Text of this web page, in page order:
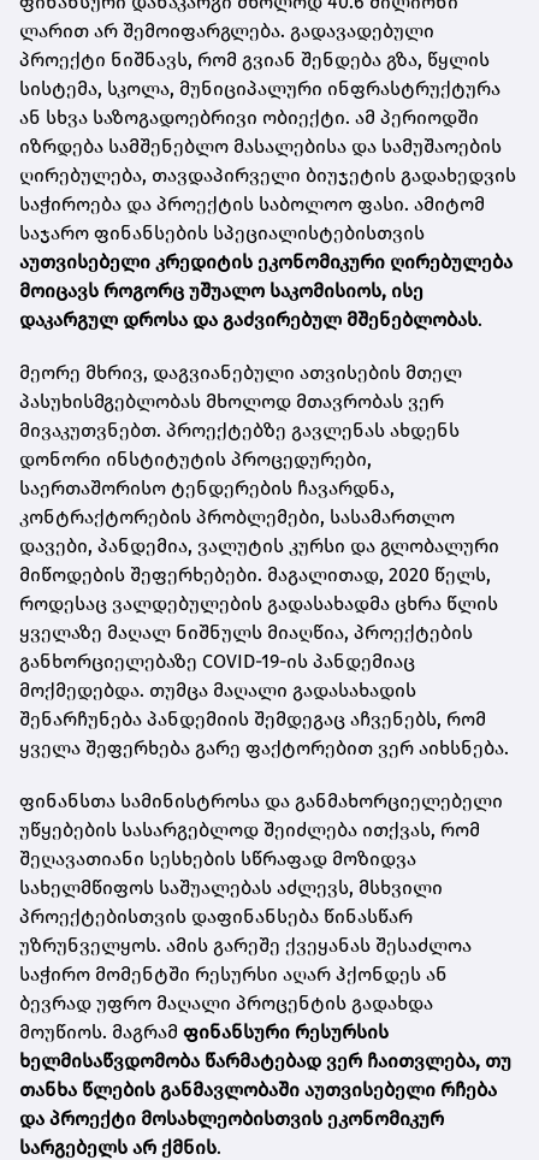
ლარით არ შემოიფარგლება. გადავადებული
პროექტი ნიშნავს, რომ გვიან შენდება გზა, წყლის
სისტემა, სკოლა, მუნიციპალური ინფრასტრუქტურა
ან სხვა საზოგადოებრივი ობიექტი. ამ პერიოდში
იზრდება სამშენებლო მასალებისა და სამუშაოების
ღირებულება, თავდაპირველი ბიუჯეტის გადახედვის
საჭიროება და პროექტის საბოლოო ფასი. ამიტომ
საჯარო ფინანსების სპეციალისტებისთვის
აუთვისებელი კრედიტის ეკონომიკური ღირებულება
მოიცავს როგორც უშუალო საკომისიოს, ისე
დაკარგულ დროსა და გაძვირებულ მშენებლობას.
მეორე მხრივ, დაგვიანებული ათვისების მთელ
პასუხისმგებლობას მხოლოდ მთავრობას ვერ
მივაკუთვნებთ. პროექტებზე გავლენას ახდენს
დონორი ინსტიტუტის პროცედურები,
საერთაშორისო ტენდერების ჩავარდნა,
კონტრაქტორების პრობლემები, სასამართლო
დავები, პანდემია, ვალუტის კურსი და გლობალური
მიწოდების შეფერხებები. მაგალითად, 2020 წელს,
როდესაც ვალდებულების გადასახადმა ცხრა წლის
ყველაზე მაღალ ნიშნულს მიაღწია, პროექტების
განხორციელებაზე COVID-19-ის პანდემიაც
მოქმედებდა. თუმცა მაღალი გადასახადის
შენარჩუნება პანდემიის შემდეგაც აჩვენებს, რომ
ყველა შეფერხება გარე ფაქტორებით ვერ აიხსნება.
ფინანსთა სამინისტროსა და განმახორციელებელი
უწყებების სასარგებლოდ შეიძლება ითქვას, რომ
შეღავათიანი სესხების სწრაფად მოზიდვა
სახელმწიფოს საშუალებას აძლევს, მსხვილი
პროექტებისთვის დაფინანსება წინასწარ
უზრუნველყოს. ამის გარეშე ქვეყანას შესაძლოა
საჭირო მომენტში რესურსი აღარ ჰქონდეს ან
ბევრად უფრო მაღალი პროცენტის გადახდა
მოუწიოს. მაგრამ ფინანსური რესურსის
ხელმისაწვდომობა წარმატებად ვერ ჩაითვლება, თუ
თანხა წლების განმავლობაში აუთვისებელი რჩება
და პროექტი მოსახლეობისთვის ეკონომიკურ
სარგებელს არ ქმნის.